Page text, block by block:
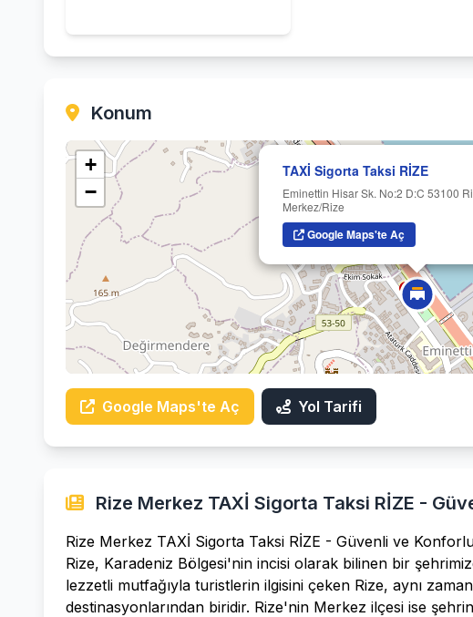
Konum
TAXİ Sigorta Taksi RİZE
Eminettin Hisar Sk. No:2 D:C 53100
Merkez/Rize
Google Maps'te Aç
+
−
Google Maps'te Aç Yol Tarifi
Rize Merkez TAXİ Sigorta Taksi RİZE -
Rize Merkez TAXİ Sigorta Taksi RİZE - Güvenli ve
Rize, Karadeniz Bölgesi'nin incisi olarak bilinen bir
lezzetli mutfağıyla turistlerin ilgisini çeken Rize, aynı
destinasyonlarından biridir. Rize'nin Merkez ilçesi ise